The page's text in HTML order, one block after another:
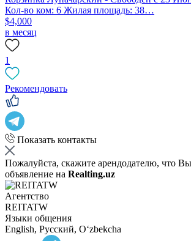
Кол-во ком: 6 Жилая площадь: 38…
$4,000
в месяц
1
Рекомендовать
Показать контакты
Пожалуйста, скажите арендодателю, что
объявление на Realting.uz
Агентство
REITATW
Языки общения
English, Русский, Oʻzbekcha